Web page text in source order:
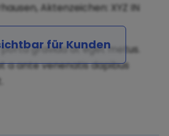
Aktenzeichen: XYZ IN
gravida at eget metus.
a ante venenatis dapibus
für Kunden